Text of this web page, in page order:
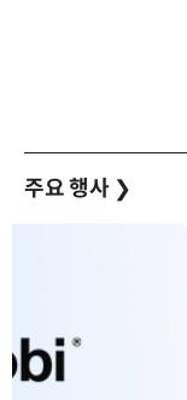
주요 행사 ❯